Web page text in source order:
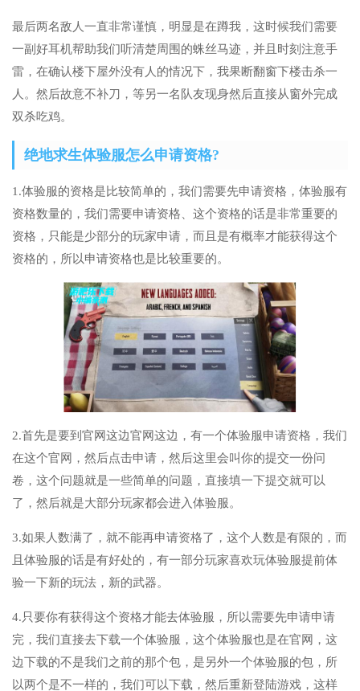
最后两名敌人一直非常谨慎，明显是在蹲我，这时候我们需要
一副好耳机帮助我们听清楚周围的蛛丝马迹，并且时刻注意手
雷，在确认楼下屋外没有人的情况下，我果断翻窗下楼击杀一
人。然后故意不补刀，等另一名队友现身然后直接从窗外完成
双杀吃鸡。
绝地求生体验服怎么申请资格?
1.体验服的资格是比较简单的，我们需要先申请资格，体验服有
资格数量的，我们需要申请资格、这个资格的话是非常重要的
资格，只能是少部分的玩家申请，而且是有概率才能获得这个
资格的，所以申请资格也是比较重要的。
2.首先是要到官网这边官网这边，有一个体验服申请资格，我们
在这个官网，然后点击申请，然后这里会叫你的提交一份问
卷，这个问题就是一些简单的问题，直接填一下提交就可以
了，然后就是大部分玩家都会进入体验服。
3.如果人数满了，就不能再申请资格了，这个人数是有限的，而
且体验服的话是有好处的，有一部分玩家喜欢玩体验服提前体
验一下新的玩法，新的武器。
4.只要你有获得这个资格才能去体验服，所以需要先申请申请
完，我们直接去下载一个体验服，这个体验服也是在官网，这
边下载的不是我们之前的那个包，是另外一个体验服的包，所
以两个是不一样的，我们可以下载，然后重新登陆游戏，这样